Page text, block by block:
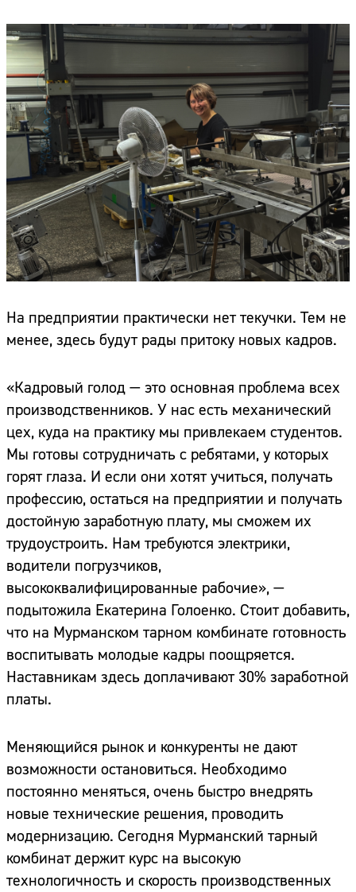
На предприятии практически нет текучки. Тем не
менее, здесь будут рады притоку новых кадров.
«Кадровый голод — это основная проблема всех
производственников. У нас есть механический
цех, куда на практику мы привлекаем студентов.
Мы готовы сотрудничать с ребятами, у которых
горят глаза. И если они хотят учиться, получать
профессию, остаться на предприятии и получать
достойную заработную плату, мы сможем их
трудоустроить. Нам требуются электрики,
водители погрузчиков,
высококвалифицированные рабочие», —
подытожила Екатерина Голоенко. Стоит добавить,
что на Мурманском тарном комбинате готовность
воспитывать молодые кадры поощряется.
Наставникам здесь доплачивают 30% заработной
платы.
Меняющийся рынок и конкуренты не дают
возможности остановиться. Необходимо
постоянно меняться, очень быстро внедрять
новые технические решения, проводить
модернизацию. Сегодня Мурманский тарный
комбинат держит курс на высокую
технологичность и скорость производственных